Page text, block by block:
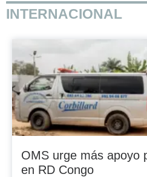
INTERNACIONAL
OMS urge más apoyo
en RD Congo